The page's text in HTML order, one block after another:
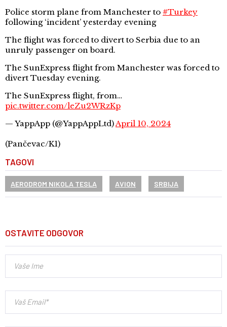
Police storm plane from Manchester to #Turkey
following ‘incident’ yesterday evening
The flight was forced to divert to Serbia due to an
unruly passenger on board.
The SunExpress flight from Manchester was forced to
divert Tuesday evening.
The SunExpress flight, from…
pic.twitter.com/leZu2WRzKp
— YappApp (@YappAppLtd)April 10, 2024
(Pančevac/K1)
TAGOVI
AERODROM NIKOLA TESLA AVION SRBIJA
OSTAVITE ODGOVOR